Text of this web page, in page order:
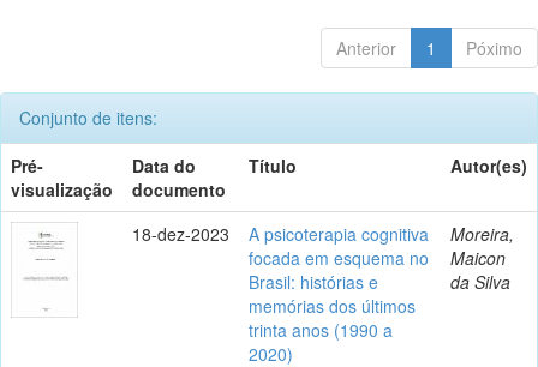
Anterior 1 Póximo
Conjunto de itens:
Pré-
visualização
Data do
documento
Título Autor(es)
18-dez-2023
A psicoterapia cognitiva
focada em esquema no
Brasil: histórias e
memórias dos últimos
trinta anos (1990 a
2020)
Moreira,
Maicon
da Silva